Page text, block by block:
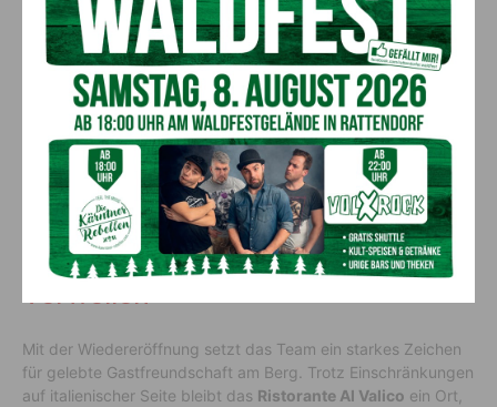
Genuss trifft Bergkulisse
Ristorante Al Valico
ist seit Jahren ein fixer Anlaufpunkt
für Wanderer, Motorradfahrer und Ausflügler. Die Kombination
aus regionaler Küche, italienischem Flair und der einzigartigen
Lage am Grenzpass macht den Besuch zu einem besonderen
Erlebnis.
Ein Platz zum Ankommen und
Verweilen
Mit der Wiedereröffnung setzt das Team ein starkes Zeichen
für gelebte Gastfreundschaft am Berg. Trotz Einschränkungen
auf italienischer Seite bleibt das Ristorante Al Valico ein Ort,